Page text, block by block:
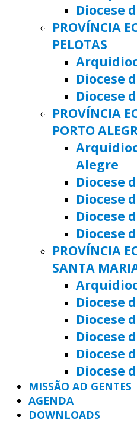
Diocese
PROVÍNCIA
PELOTAS
Diocese
Diocese
PROVÍNCIA
PORTO
Alegre
Diocese
Diocese
Diocese
Diocese
PROVÍNCIA
SANTA
Diocese
Diocese
Diocese
Diocese
Diocese
MISSÃO AD GENTES
AGENDA
DOWNLOADS